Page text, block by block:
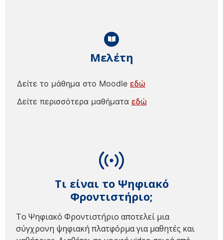
Τι είναι το Ψηφιακό
Φροντιστήριο;
Το Ψηφιακό Φροντιστήριο αποτελεί μια
σύγχρονη ψηφιακή πλατφόρμα για μαθητές και
Μελέτη
Δείτε το μάθημα στο Moodle εδώ
Δείτε περισσότερα μαθήματα εδώ